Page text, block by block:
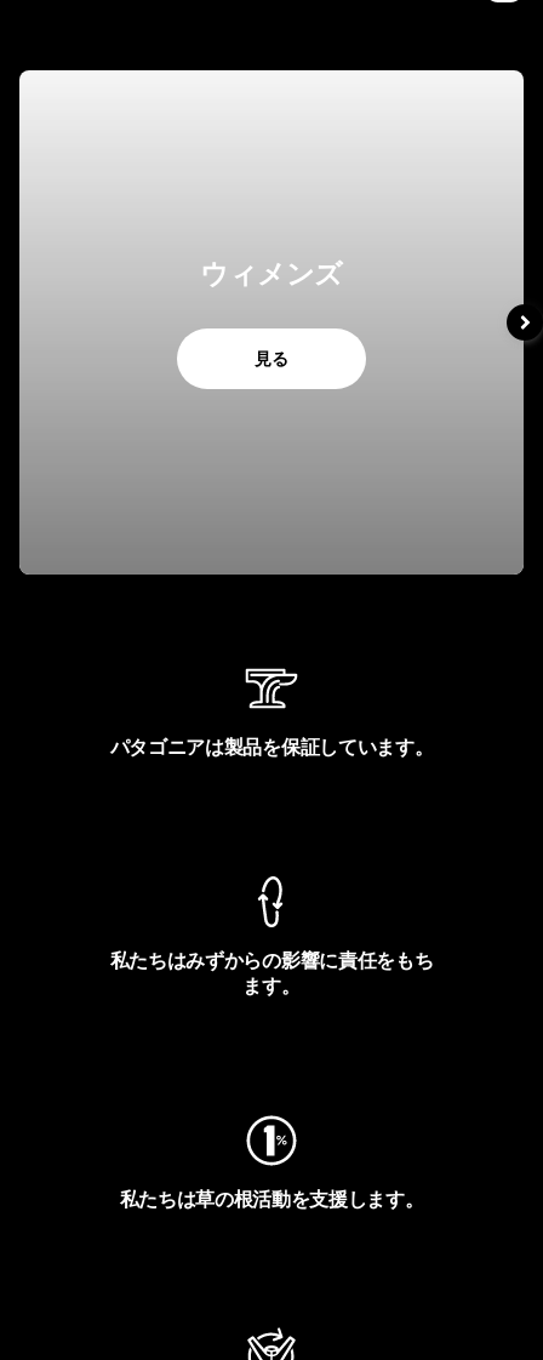
ウィメンズ
見る
パタゴニアは製品を保証しています。
私たちはみずからの影響に責任をもち
ます。
私たちは草の根活動を支援します。